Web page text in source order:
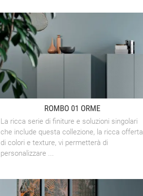
ROMBO 01 ORME
La ricca serie di finiture e soluzioni singolari
che include questa collezione, la ricca offerta
di colori e texture, vi permetterà di
personalizzare ...